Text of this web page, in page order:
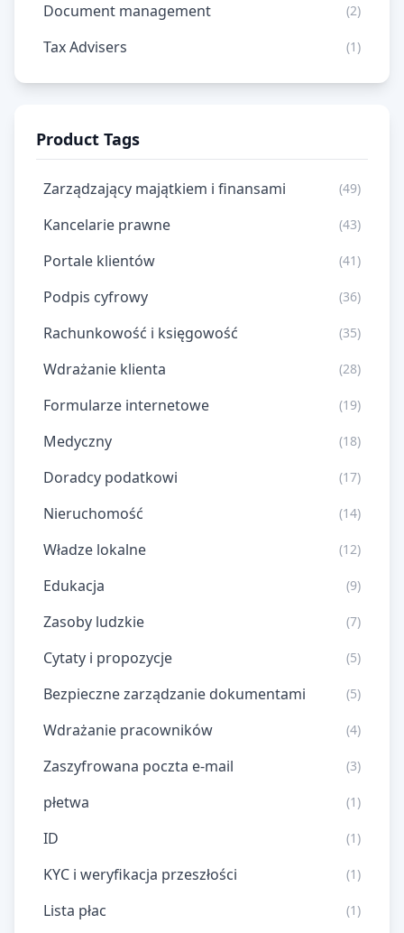
Document management (2)
Tax Advisers (1)
Product Tags
Zarządzający majątkiem i finansami (49)
Kancelarie prawne (43)
Portale klientów (41)
Podpis cyfrowy (36)
Rachunkowość i księgowość (35)
Wdrażanie klienta (28)
Formularze internetowe (19)
Medyczny (18)
Doradcy podatkowi (17)
Nieruchomość (14)
Władze lokalne (12)
Edukacja (9)
Zasoby ludzkie (7)
Cytaty i propozycje (5)
Bezpieczne zarządzanie dokumentami (5)
Wdrażanie pracowników (4)
Zaszyfrowana poczta e-mail (3)
płetwa (1)
ID (1)
KYC i weryfikacja przeszłości (1)
Lista płac (1)